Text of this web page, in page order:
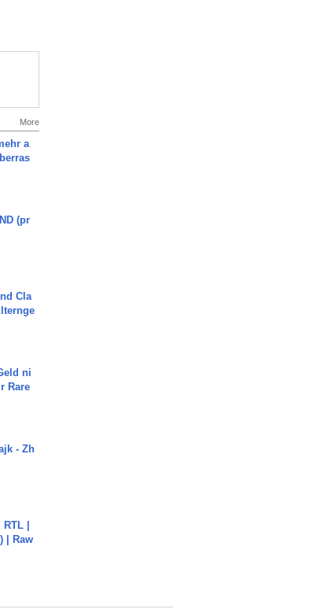
More
a
(pr
Cla
ni
Rare
- Zh
|
| Raw